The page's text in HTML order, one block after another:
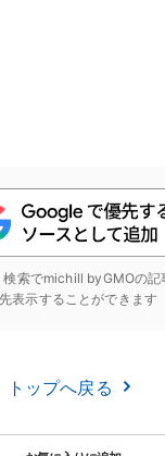
索でmichill byGMOの記
表示することができます
トップへ戻る